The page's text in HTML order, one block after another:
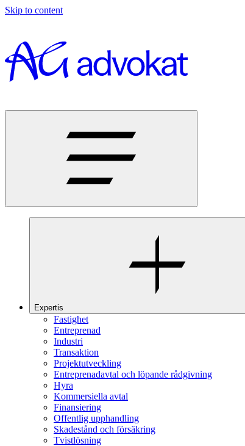
Skip to content
Expertis
Fastighet
Entreprenad
Industri
Transaktion
Projektutveckling
Entreprenadavtal och löpande rådgivning
Hyra
Kommersiella avtal
Finansiering
Offentlig upphandling
Skadestånd och försäkring
Tvistlösning